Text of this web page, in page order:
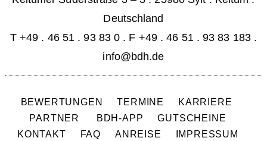
Deutschland
T +49 . 46 51 . 93 83 0 . F +49 . 46 51 . 93 83 183 .
info@bdh.de
BEWERTUNGEN TERMINE
KARRIERE
PARTNER
BDH-APP
GUTSCHEINE
KONTAKT
FAQ ANREISE IMPRESSUM